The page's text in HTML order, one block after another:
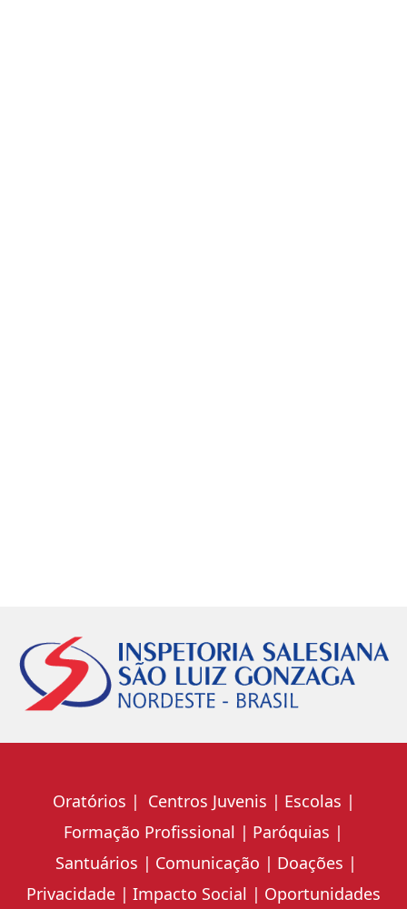
Oratórios Centros Juvenis
Escolas
Formação Profissional
Paróquias
Santuários
Comunicação
Doações
Privacidade
Impacto Social Oportunidades